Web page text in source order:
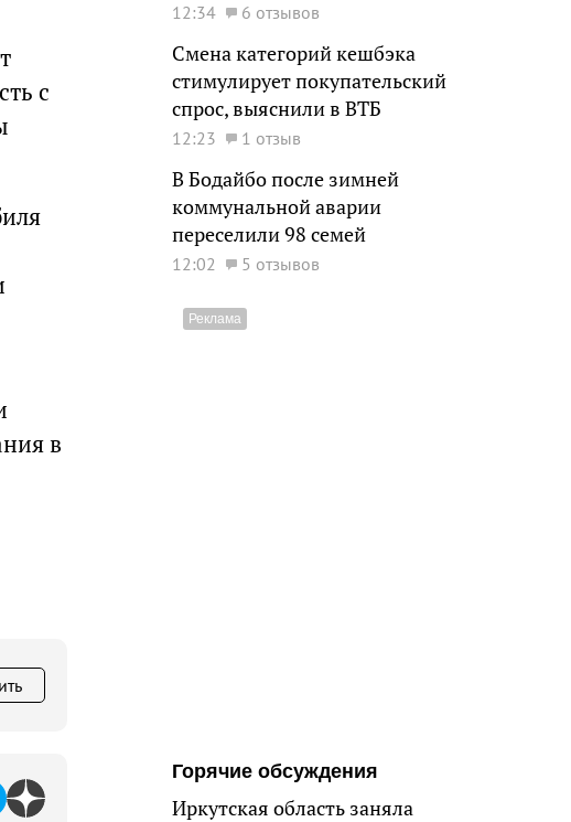
с
в
12:34 6 отзывов
Смена категорий кешбэка
стимулирует покупательский
спрос, выяснили в ВТБ
12:23 1 отзыв
В Бодайбо после зимней
коммунальной аварии
переселили 98 семей
12:02 5 отзывов
Горячие обсуждения
Иркутская область заняла